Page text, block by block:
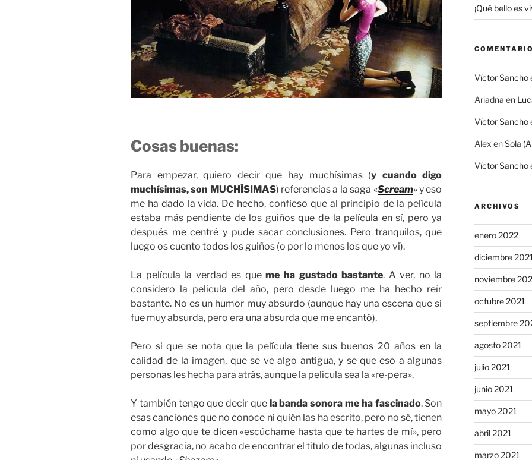
Cosas buenas:
Para empezar, quiero decir que hay muchísimas (y cuando digo
muchísimas, son MUCHÍSIMAS) referencias a la saga «Scream» y eso
me ha dado la vida. De hecho, confieso que al principio de la película
estaba más pendiente de los guiños que de la película en sí, pero ya
después me centré y pude sacar conclusiones. Pero tranquilos, que
luego os cuento todos los guiños (o por lo menos los que yo vi).
La película la verdad es queme ha gustado bastante. A ver, no la
considero la película del año, pero desde luego me ha hecho reír
bastante. No es un humor muy absurdo (aunque hay una escena que si
fue muy absurda, pero era una absurda que me encantó).
Pero si que se nota que la película tiene sus buenos 20 años en la
calidad de la imagen, que se ve algo antigua, y se que eso a algunas
personas les hecha para atrás, aunque la película sea la «re-pera».
Y también tengo que decir que la banda sonora me ha fascinado. Son
esas canciones que no conoce ni quién las ha escrito, pero no sé, tienen
como algo que te dicen «escúchame hasta que te hartes de mí», pero
por desgracia, no acabo de encontrar el titulo de todas, algunas incluso
¡Qué bello es
Víctor Sancho
Ariadna en
Víctor Sancho
Alex enSola
Víctor Sancho
ARCHIVOS
enero 2022
diciembre 2021
noviembre
octubre 2021
septiembre
agosto 2021
julio 2021
junio 2021
mayo 2021
abril 2021
marzo 2021